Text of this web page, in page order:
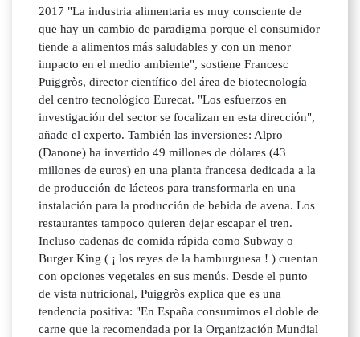
2017 "La industria alimentaria es muy consciente de
que hay un cambio de paradigma porque el consumidor
tiende a alimentos más saludables y con un menor
impacto en el medio ambiente", sostiene Francesc
Puiggròs, director científico del área de biotecnología
del centro tecnológico Eurecat. "Los esfuerzos en
investigación del sector se focalizan en esta dirección",
añade el experto. También las inversiones: Alpro
(Danone) ha invertido 49 millones de dólares (43
millones de euros) en una planta francesa dedicada a la
de producción de lácteos para transformarla en una
instalación para la producción de bebida de avena. Los
restaurantes tampoco quieren dejar escapar el tren.
Incluso cadenas de comida rápida como Subway o
Burger King ( ¡ los reyes de la hamburguesa ! ) cuentan
con opciones vegetales en sus menús. Desde el punto
de vista nutricional, Puiggròs explica que es una
tendencia positiva: "En España consumimos el doble de
carne que la recomendada por la Organización Mundial